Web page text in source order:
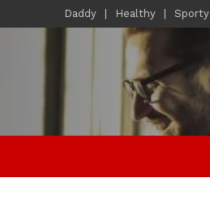
Daddy Healthy Sporty